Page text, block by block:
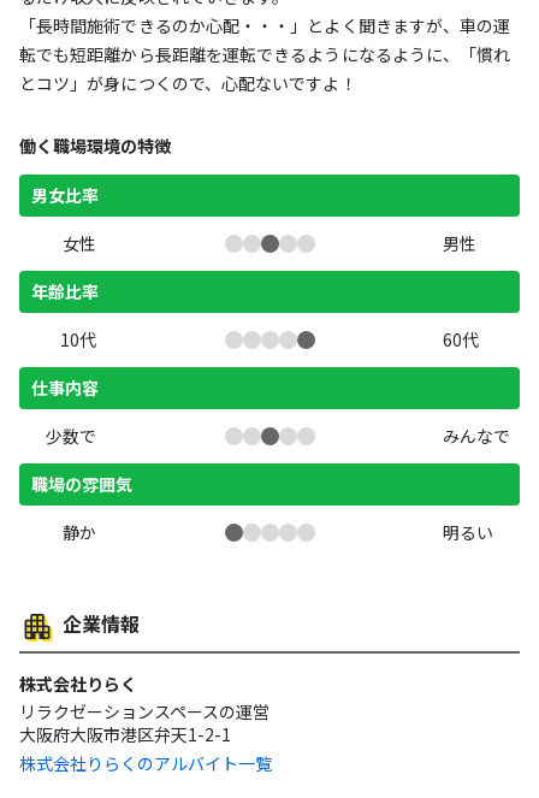
「長時間施術できるのか心配・・・」とよく聞きますが、車の運
転でも短距離から長距離を運転できるようになるように、「慣れ
とコツ」が身につくので、心配ないですよ！
働く職場環境の特徴
男女比率
女性
男性
年齢比率
10代
60代
仕事内容
少数で
みんなで
職場の雰囲気
静か
明るい
企業情報
株式会社りらく
リラクゼーションスペースの運営
大阪府大阪市港区弁天1-2-1
株式会社りらくのアルバイト一覧